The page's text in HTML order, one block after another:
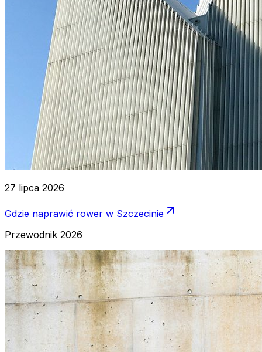
27 lipca 2026
Gdzie naprawić rower w Szczecinie
Przewodnik 2026